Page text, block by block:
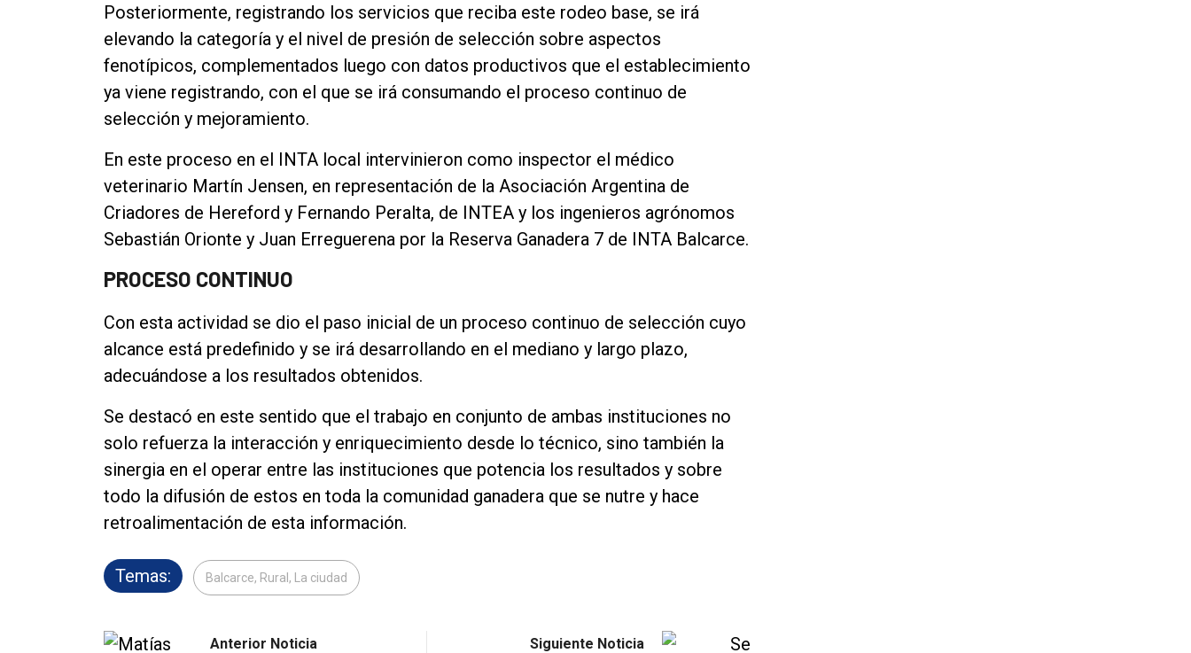
Posteriormente, registrando los servicios que reciba este rodeo base, se irá
elevando la categoría y el nivel de presión de selección sobre aspectos
fenotípicos, complementados luego con datos productivos que el establecimiento
ya viene registrando, con el que se irá consumando el proceso continuo de
selección y mejoramiento.
En este proceso en el INTA local intervinieron como inspector el médico
veterinario Martín Jensen, en representación de la Asociación Argentina de
Criadores de Hereford y Fernando Peralta, de INTEA y los ingenieros agrónomos
Sebastián Orionte y Juan Erreguerena por la Reserva Ganadera 7 de INTA Balcarce.
PROCESO CONTINUO
Con esta actividad se dio el paso inicial de un proceso continuo de selección cuyo
alcance está predefinido y se irá desarrollando en el mediano y largo plazo,
adecuándose a los resultados obtenidos.
Se destacó en este sentido que el trabajo en conjunto de ambas instituciones no
solo refuerza la interacción y enriquecimiento desde lo técnico, sino también la
sinergia en el operar entre las instituciones que potencia los resultados y sobre
todo la difusión de estos en toda la comunidad ganadera que se nutre y hace
retroalimentación de esta información.
Temas: Balcarce, Rural, La ciudad
Anterior Noticia Siguiente Noticia